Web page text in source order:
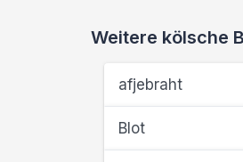
Weitere kölsche
afjebraht
Blot